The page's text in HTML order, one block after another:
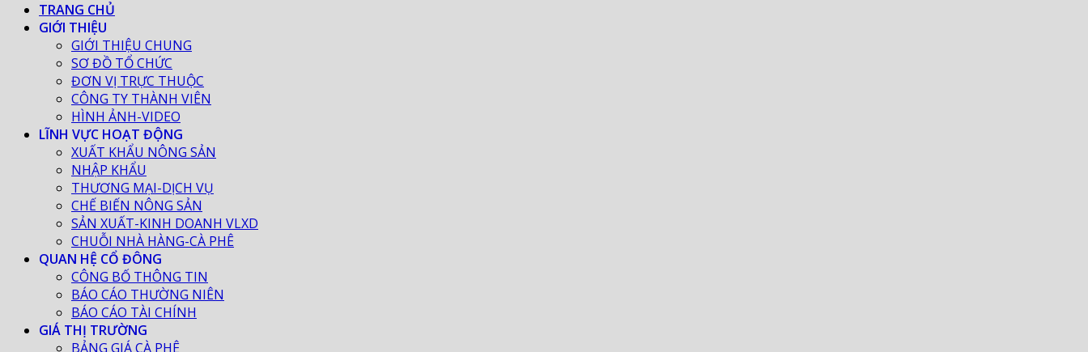
TRANG CHỦ
GIỚI THIỆU
GIỚI THIỆU CHUNG
SƠ ĐỒ TỔ CHỨC
ĐƠN VỊ TRỰC THUỘC
CÔNG TY THÀNH VIÊN
HÌNH ẢNH-VIDEO
LĨNH VỰC HOẠT ĐỘNG
XUẤT KHẨU NÔNG SẢN
NHẬP KHẨU
THƯƠNG MẠI-DỊCH VỤ
CHẾ BIẾN NÔNG SẢN
SẢN XUẤT-KINH DOANH VLXD
CHUỖI NHÀ HÀNG-CÀ PHÊ
QUAN HỆ CỔ ĐÔNG
CÔNG BỐ THÔNG TIN
BÁO CÁO THƯỜNG NIÊN
BÁO CÁO TÀI CHÍNH
GIÁ THỊ TRƯỜNG
BẢNG GIÁ CÀ PHÊ